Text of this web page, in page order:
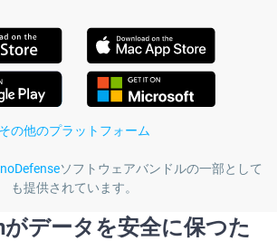
その他のプラットフォーム
ソフトウェアバンドルの一部として
も提供されています。
がデータを安全に保つた